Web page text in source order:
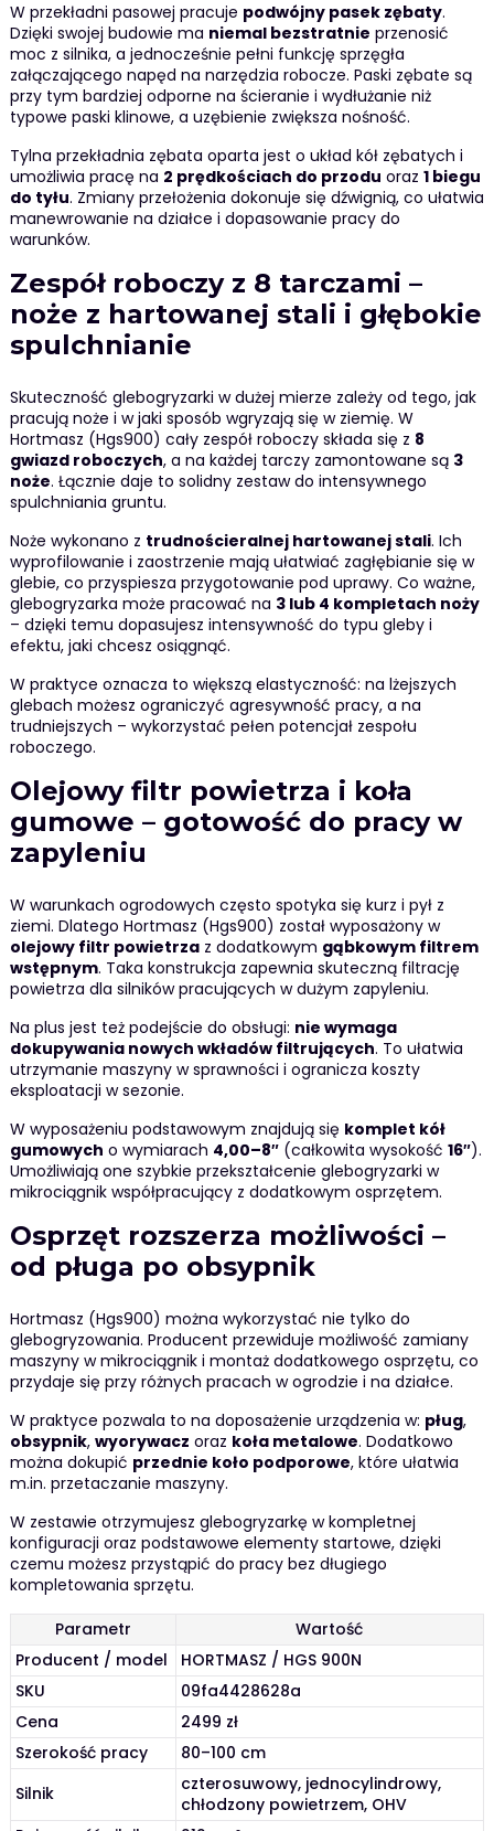
W przekładni pasowej pracuje podwójny pasek zębaty.
Dzięki swojej budowie ma niemal bezstratnie przenosić
moc z silnika, a jednocześnie pełni funkcję sprzęgła
załączającego napęd na narzędzia robocze. Paski zębate są
przy tym bardziej odporne na ścieranie i wydłużanie niż
typowe paski klinowe, a uzębienie zwiększa nośność.
Tylna przekładnia zębata oparta jest o układ kół zębatych i
umożliwia pracę na 2 prędkościach do przodu oraz 1 biegu
do tyłu. Zmiany przełożenia dokonuje się dźwignią, co ułatwia
manewrowanie na działce i dopasowanie pracy do
warunków.
Zespół roboczy z 8 tarczami –
noże z hartowanej stali i głębokie
spulchnianie
Skuteczność glebogryzarki w dużej mierze zależy od tego, jak
pracują noże i w jaki sposób wgryzają się w ziemię. W
Hortmasz (Hgs900) cały zespół roboczy składa się z 8
gwiazd roboczych, a na każdej tarczy zamontowane są 3
noże. Łącznie daje to solidny zestaw do intensywnego
spulchniania gruntu.
Noże wykonano z trudnościeralnej hartowanej stali. Ich
wyprofilowanie i zaostrzenie mają ułatwiać zagłębianie się w
glebie, co przyspiesza przygotowanie pod uprawy. Co ważne,
glebogryzarka może pracować na 3 lub 4 kompletach noży
– dzięki temu dopasujesz intensywność do typu gleby i
efektu, jaki chcesz osiągnąć.
W praktyce oznacza to większą elastyczność: na lżejszych
glebach możesz ograniczyć agresywność pracy, a na
trudniejszych – wykorzystać pełen potencjał zespołu
roboczego.
Olejowy filtr powietrza i koła
gumowe – gotowość do pracy w
zapyleniu
W warunkach ogrodowych często spotyka się kurz i pył z
ziemi. Dlatego Hortmasz (Hgs900) został wyposażony w
olejowy filtr powietrzaz dodatkowym gąbkowym filtrem
wstępnym. Taka konstrukcja zapewnia skuteczną filtrację
powietrza dla silników pracujących w dużym zapyleniu.
Na plus jest też podejście do obsługi: nie wymaga
dokupywania nowych wkładów filtrujących. To ułatwia
utrzymanie maszyny w sprawności i ogranicza koszty
eksploatacji w sezonie.
W wyposażeniu podstawowym znajdują się komplet kół
gumowych o wymiarach 4,00–8″(całkowita wysokość 16″).
Umożliwiają one szybkie przekształcenie glebogryzarki w
mikrociągnik współpracujący z dodatkowym osprzętem.
Osprzęt rozszerza możliwości –
od pługa po obsypnik
Hortmasz (Hgs900) można wykorzystać nie tylko do
glebogryzowania. Producent przewiduje możliwość zamiany
maszyny w mikrociągnik i montaż dodatkowego osprzętu, co
przydaje się przy różnych pracach w ogrodzie i na działce.
W praktyce pozwala to na doposażenie urządzenia w: pług,
obsypnik, wyorywacz oraz koła metalowe. Dodatkowo
można dokupić przednie koło podporowe, które ułatwia
m.in. przetaczanie maszyny.
W zestawie otrzymujesz glebogryzarkę w kompletnej
konfiguracji oraz podstawowe elementy startowe, dzięki
czemu możesz przystąpić do pracy bez długiego
kompletowania sprzętu.
Parametr
Wartość
Producent / model
HORTMASZ / HGS 900N
SKU
09fa4428628a
Cena
2499 zł
Szerokość pracy
80–100 cm
Silnik
czterosuwowy, jednocylindrowy,
chłodzony powietrzem, OHV